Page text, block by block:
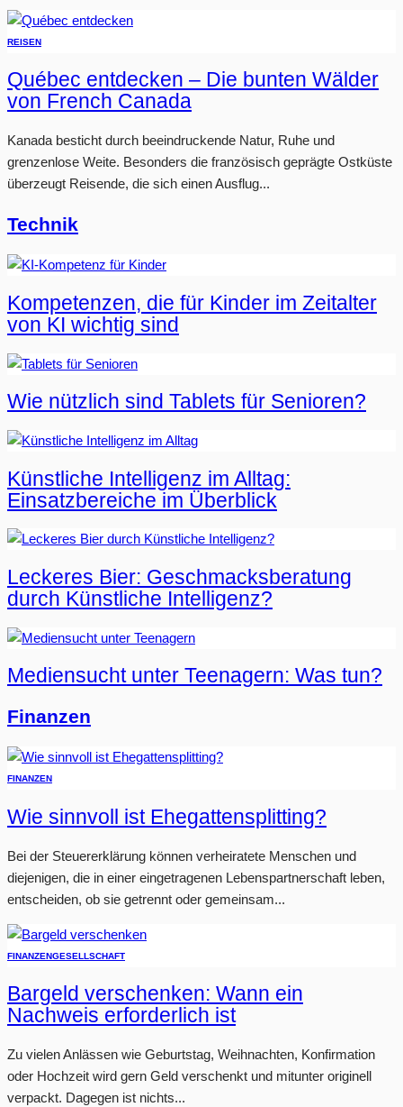
REISEN
Québec entdecken – Die bunten Wälder
von French Canada
Kanada besticht durch beeindruckende Natur, Ruhe und
grenzenlose Weite. Besonders die französisch geprägte Ostküste
überzeugt Reisende, die sich einen Ausflug...
Technik
Kompetenzen, die für Kinder im Zeitalter
von KI wichtig sind
Wie nützlich sind Tablets für Senioren?
Künstliche Intelligenz im Alltag:
Einsatzbereiche im Überblick
Leckeres Bier: Geschmacksberatung
durch Künstliche Intelligenz?
Mediensucht unter Teenagern: Was tun?
Finanzen
FINANZEN
Wie sinnvoll ist Ehegattensplitting?
Bei der Steuererklärung können verheiratete Menschen und
diejenigen, die in einer eingetragenen Lebenspartnerschaft leben,
entscheiden, ob sie getrennt oder gemeinsam...
FINANZENGESELLSCHAFT
Bargeld verschenken: Wann ein
Nachweis erforderlich ist
Zu vielen Anlässen wie Geburtstag, Weihnachten, Konfirmation
oder Hochzeit wird gern Geld verschenkt und mitunter originell
verpackt. Dagegen ist nichts...